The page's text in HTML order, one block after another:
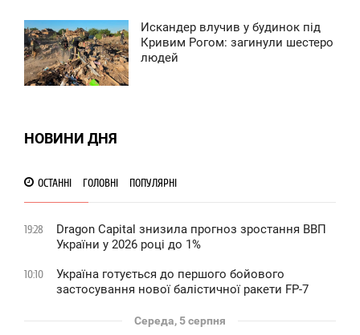
Искандер влучив у будинок під
Кривим Рогом: загинули шестеро
людей
НОВИНИ ДНЯ
ОСТАННІ ГОЛОВНІ ПОПУЛЯРНІ
19:28
Dragon Capital знизила прогноз зростання ВВП
України у 2026 році до 1%
10:10
Україна готується до першого бойового
застосування нової балістичної ракети FP-7
Середа, 5 серпня